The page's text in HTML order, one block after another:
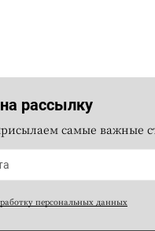
рассылку
самые важные
персональных данных